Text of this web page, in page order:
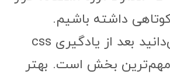
داشته باشیم.
همانطور که می‌دانید بعد از یادگیری css
بخش است. بهتر